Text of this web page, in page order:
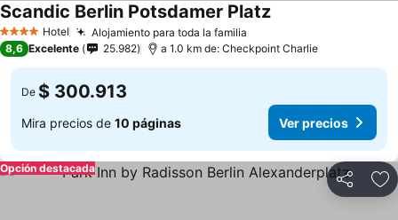
4 EstrellasHotel Alojamiento para toda la familia
Scandic Berlin Potsdamer Platz
8,6 Excelente 25.982 a 1.0 km de: Checkpoint Charlie
De $ 300.913
Mira precios de 10 páginas Ver precios
Compartir
Opción destacada